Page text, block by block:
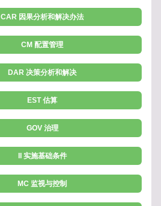
CAR 因果分析和解决办法
CM 配置管理
DAR 决策分析和解决
EST 估算
GOV 治理
II 实施基础条件
MC 监视与控制